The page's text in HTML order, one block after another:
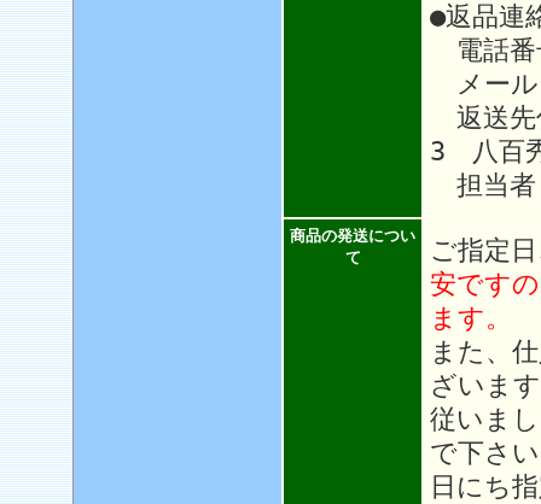
●返品連
電話番
メー
返送先
3 八百
担当
商品の発送につい
て
ご指定
安です
ます。
また、
ざいま
従いま
で下さ
日にち